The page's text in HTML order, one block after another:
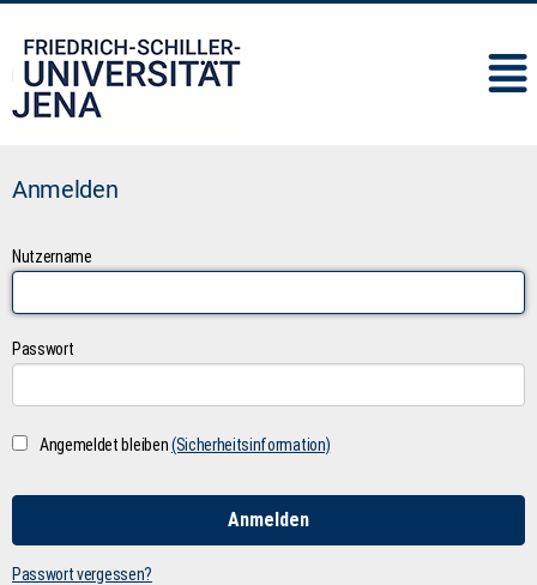
Anmelden
Nutzername
Passwort
Angemeldet bleiben(Sicherheitsinformation)
Passwort vergessen?